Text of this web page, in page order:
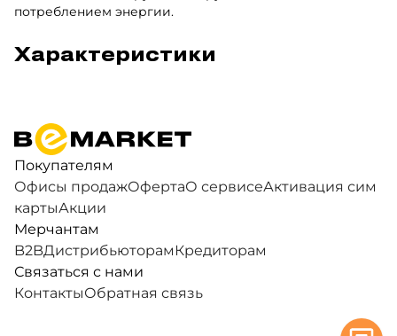
потреблением энергии.
Характеристики
Покупателям
Офисы продажОфертаО сервисеАктивация сим
картыАкции
Мерчантам
B2BДистрибьюторамКредиторам
Связаться с нами
КонтактыОбратная связь